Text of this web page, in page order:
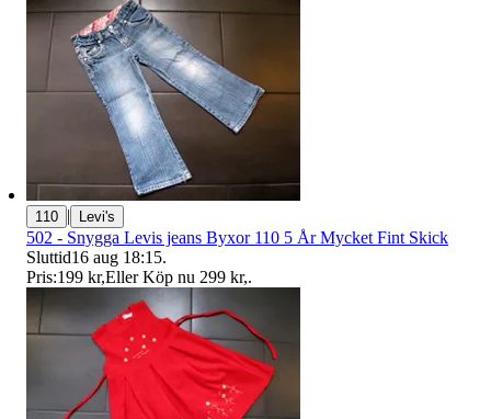
110 | Levi's
502 - Snygga Levis jeans Byxor 110 5 År Mycket Fint Skick
Sluttid16 aug 18:15.
Pris:199 kr,Eller Köp nu 299 kr,.